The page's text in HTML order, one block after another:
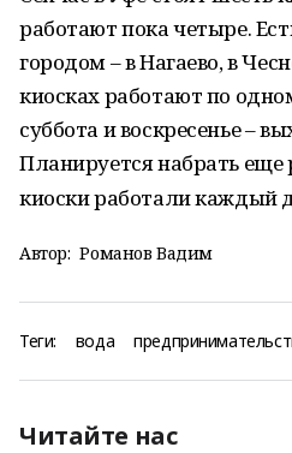
работают пока четыре.
городом – в Нагаево, в
киосках работают по
суббота и воскресенье –
Планируется набрать
киоски работали каждый
Автор: Романов Вадим
Теги: вода
Читайте нас